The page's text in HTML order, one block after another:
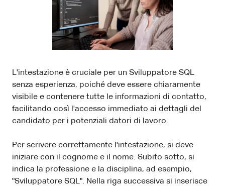
L'intestazione è cruciale per un Sviluppatore SQL
senza esperienza, poiché deve essere chiaramente
visibile e contenere tutte le informazioni di contatto,
facilitando così l'accesso immediato ai dettagli del
candidato per i potenziali datori di lavoro.
Per scrivere correttamente l'intestazione, si deve
iniziare con il cognome e il nome. Subito sotto, si
indica la professione e la disciplina, ad esempio,
"Sviluppatore SQL". Nella riga successiva si inserisce